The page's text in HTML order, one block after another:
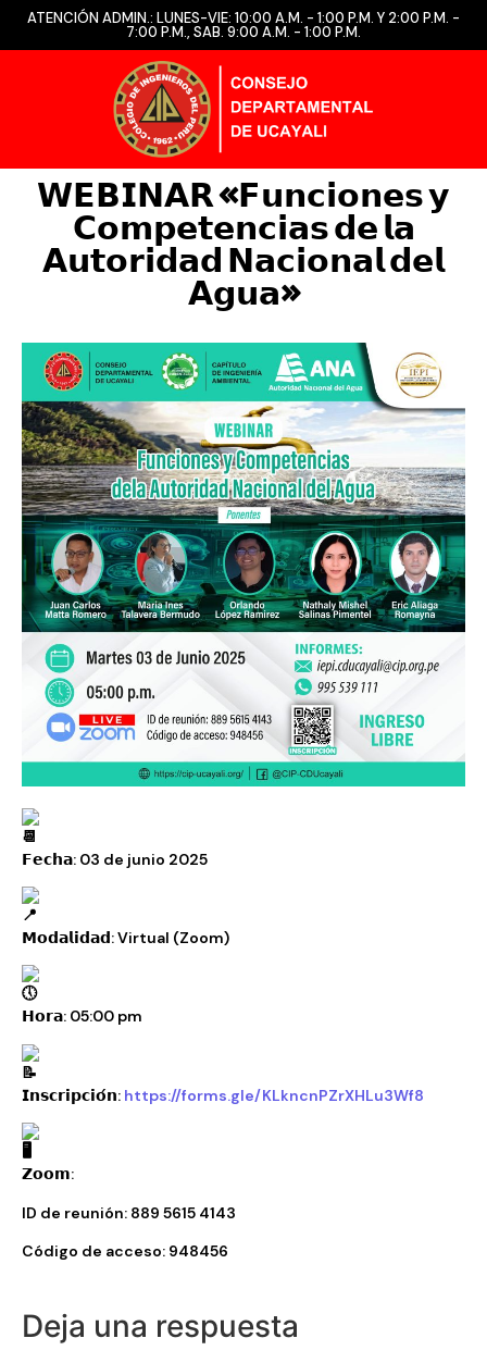
ATENCIÓN ADMIN.: LUNES-VIE: 10:00 A.M. - 1:00 P.M. Y 2:00 P.M. -
7:00 P.M., SAB. 9:00 A.M. - 1:00 P.M.
𝗪𝗘𝗕𝗜𝗡𝗔𝗥 «𝗙𝘂𝗻𝗰𝗶𝗼𝗻𝗲𝘀 𝘆
𝗖𝗼𝗺𝗽𝗲𝘁𝗲𝗻𝗰𝗶𝗮𝘀 𝗱𝗲 𝗹𝗮
𝗔𝘂𝘁𝗼𝗿𝗶𝗱𝗮𝗱 𝗡𝗮𝗰𝗶𝗼𝗻𝗮𝗹 𝗱𝗲𝗹
𝗔𝗴𝘂𝗮»
𝗙𝗲𝗰𝗵𝗮: 03 de junio 2025
𝗠𝗼𝗱𝗮𝗹𝗶𝗱𝗮𝗱: Virtual (Zoom)
𝗛𝗼𝗿𝗮: 05:00 pm
𝗜𝗻𝘀𝗰𝗿𝗶𝗽𝗰𝗶𝗼́𝗻: https://forms.gle/KLkncnPZrXHLu3Wf8
𝗭𝗼𝗼𝗺:
ID de reunión: 889 5615 4143
Código de acceso: 948456
Deja una respuesta